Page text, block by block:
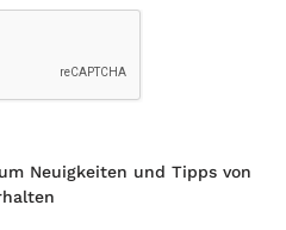
Neuigkeiten und Tipps von